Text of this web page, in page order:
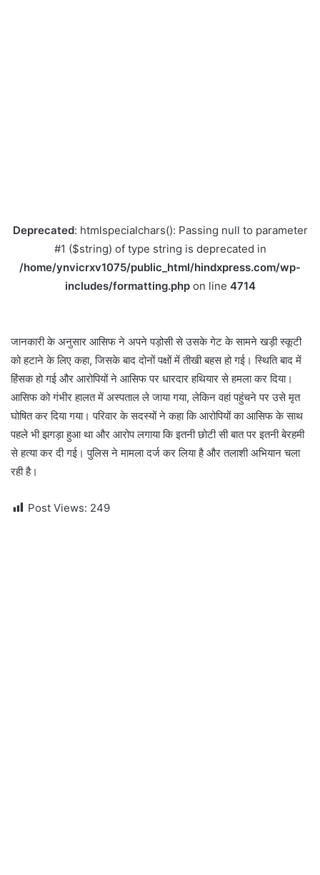
Deprecated: htmlspecialchars(): Passing null to parameter
#1 ($string) of type string is deprecated in
/home/ynvicrxv1075/public_html/hindxpress.com/wp-
includes/formatting.phpon line 4714
जानकारी के अनुसार आसिफ ने अपने पड़ोसी से उसके गेट के सामने खड़ी स्कूटी
को हटाने के लिए कहा, जिसके बाद दोनों पक्षों में तीखी बहस हो गई। स्थिति बाद में
हिंसक हो गई और आरोपियों ने आसिफ पर धारदार हथियार से हमला कर दिया।
आसिफ को गंभीर हालत में अस्पताल ले जाया गया, लेकिन वहां पहुंचने पर उसे मृत
घोषित कर दिया गया। परिवार के सदस्यों ने कहा कि आरोपियों का आसिफ के साथ
पहले भी झगड़ा हुआ था और आरोप लगाया कि इतनी छोटी सी बात पर इतनी बेरहमी
से हत्या कर दी गई। पुलिस ने मामला दर्ज कर लिया है और तलाशी अभियान चला
रही है।
Post Views: 249